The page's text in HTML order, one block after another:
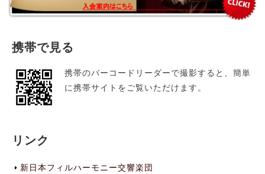
携帯で見る
携帯のバーコードリーダーで撮影すると、簡単
に携帯サイトをご覧いただけます。
リンク
新日本フィルハーモニー交響楽団